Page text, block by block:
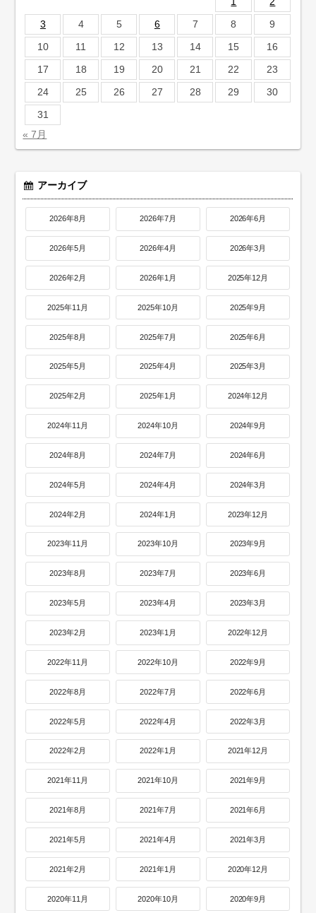
3
4 5 6 7 8
9
10
11 12 13 14 15
16
17
18 19 20 21 22
23
24
25 26 27 28 29
30
31
« 7月
アーカイブ
2026年8月 2026年7月 2026年6月
2026年5月 2026年4月 2026年3月
2026年2月 2026年1月 2025年12月
2025年11月 2025年10月 2025年9月
2025年8月 2025年7月 2025年6月
2025年5月 2025年4月 2025年3月
2025年2月 2025年1月 2024年12月
2024年11月 2024年10月 2024年9月
2024年8月 2024年7月 2024年6月
2024年5月 2024年4月 2024年3月
2024年2月 2024年1月 2023年12月
2023年11月 2023年10月 2023年9月
2023年8月 2023年7月 2023年6月
2023年5月 2023年4月 2023年3月
2023年2月 2023年1月 2022年12月
2022年11月 2022年10月 2022年9月
2022年8月 2022年7月 2022年6月
2022年5月 2022年4月 2022年3月
2022年2月 2022年1月 2021年12月
2021年11月 2021年10月 2021年9月
2021年8月 2021年7月 2021年6月
2021年5月 2021年4月 2021年3月
2021年2月 2021年1月 2020年12月
2020年11月 2020年10月 2020年9月